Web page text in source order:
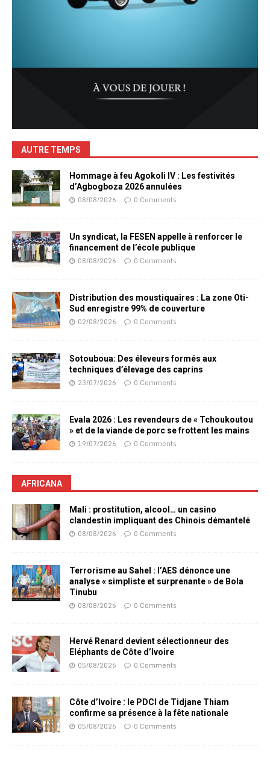
AUTRE TEMPS
Hommage à feu Agokoli IV : Les festivités
d’Agbogboza 2026 annulées
08/08/2026 0 Comments
Un syndicat, la FESEN appelle à renforcer le
financement de l’école publique
08/08/2026 0 Comments
Distribution des moustiquaires : La zone Oti-
Sud enregistre 99% de couverture
02/08/2026 0 Comments
Sotouboua: Des éleveurs formés aux
techniques d’élevage des caprins
23/07/2026 0 Comments
Evala 2026 : Les revendeurs de « Tchoukoutou
» et de la viande de porc se frottent les mains
19/07/2026 0 Comments
AFRICANA
Mali : prostitution, alcool… un casino
clandestin impliquant des Chinois démantelé
08/08/2026 0 Comments
Terrorisme au Sahel : l’AES dénonce une
analyse « simpliste et surprenante » de Bola
Tinubu
08/08/2026 0 Comments
Hervé Renard devient sélectionneur des
Eléphants de Côte d’Ivoire
05/08/2026 0 Comments
Côte d’Ivoire : le PDCI de Tidjane Thiam
confirme sa présence à la fête nationale
05/08/2026 0 Comments